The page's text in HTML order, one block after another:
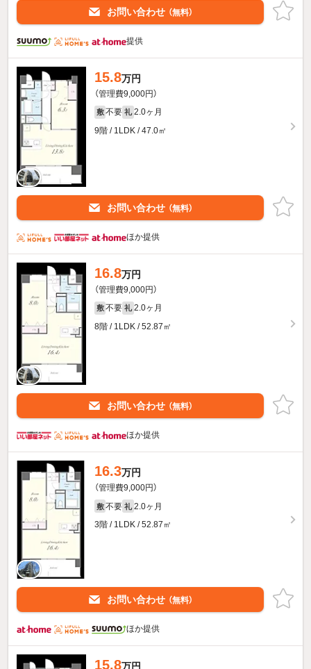
お問い合わせ （無料）
提供
15.8万円
（管理費9,000円）
敷 不要 礼 2.0ヶ月
9階 / 1LDK / 47.0㎡
お問い合わせ （無料）
ほか提供
16.8万円
（管理費9,000円）
敷 不要 礼 2.0ヶ月
8階 / 1LDK / 52.87㎡
お問い合わせ （無料）
ほか提供
16.3万円
（管理費9,000円）
敷 不要 礼 2.0ヶ月
3階 / 1LDK / 52.87㎡
お問い合わせ （無料）
ほか提供
15.8万円